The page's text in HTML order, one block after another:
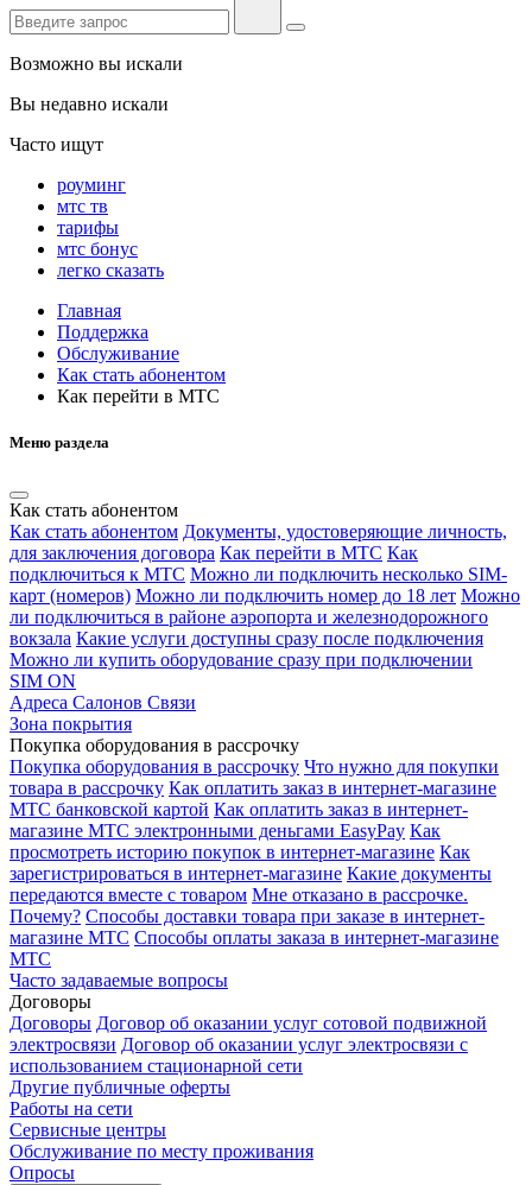
Возможно вы искали
Вы недавно искали
Часто ищут
роуминг
мтс тв
тарифы
мтс бонус
легко сказать
Главная
Поддержка
Обслуживание
Как стать абонентом
Как перейти в МТС
Меню раздела
Как стать абонентом
Как стать абонентом Документы, удостоверяющие личность,
для заключения договора Как перейти в МТС Как
подключиться к МТС Можно ли подключить несколько SIM-
карт (номеров) Можно ли подключить номер до 18 лет Можно
ли подключиться в районе аэропорта и железнодорожного
вокзала Какие услуги доступны сразу после подключения
Можно ли купить оборудование сразу при подключении
SIM ON
Адреса Салонов Связи
Зона покрытия
Покупка оборудования в рассрочку
Покупка оборудования в рассрочку Что нужно для покупки
товара в рассрочку Как оплатить заказ в интернет-магазине
МТС банковской картой Как оплатить заказ в интернет-
магазине МТС электронными деньгами EasyPay Как
просмотреть историю покупок в интернет-магазине Как
зарегистрироваться в интернет-магазине Какие документы
передаются вместе с товаром Мне отказано в рассрочке.
Почему? Способы доставки товара при заказе в интернет-
магазине МТС Способы оплаты заказа в интернет-магазине
МТС
Часто задаваемые вопросы
Договоры
Договоры Договор об оказании услуг сотовой подвижной
электросвязи Договор об оказании услуг электросвязи с
использованием стационарной сети
Другие публичные оферты
Работы на сети
Сервисные центры
Обслуживание по месту проживания
Опросы